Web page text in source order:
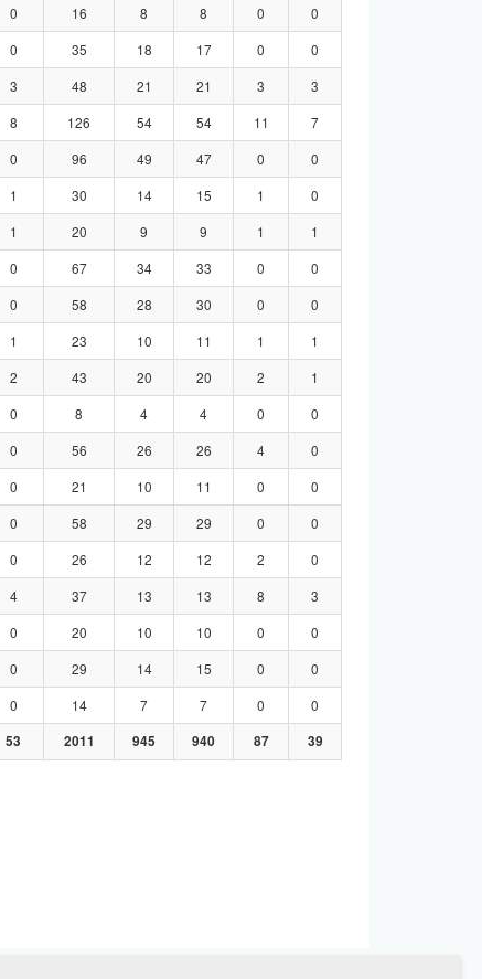
0 16 8 8 0
0
0 35 18 17 0
0
3 48 21 21 3
3
8 126 54 54 11
7
0 96 49 47 0
0
1 30 14 15 1
0
1 20 9 9 1
1
0 67 34 33 0
0
0 58 28 30 0
0
1 23 10 11 1
1
2 43 20 20 2
1
0 8 4 4 0
0
0 56 26 26 4
0
0 21 10 11 0
0
0 58 29 29 0
0
0 26 12 12 2
0
4 37 13 13 8
3
0 20 10 10 0
0
0 29 14 15 0
0
0 14 7 7 0
0
53 2011 945 940 87 39